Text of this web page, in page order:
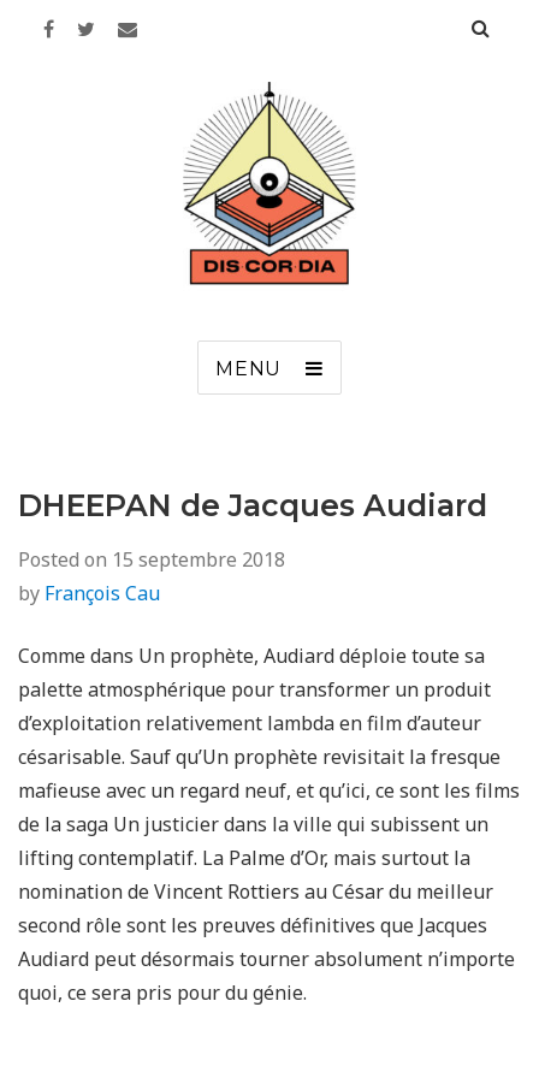
MENU
DHEEPAN de Jacques Audiard
Posted on 15 septembre 2018
by François Cau
Comme dans Un prophète, Audiard déploie toute sa
palette atmosphérique pour transformer un produit
d’exploitation relativement lambda en film d’auteur
césarisable. Sauf qu’Un prophète revisitait la fresque
mafieuse avec un regard neuf, et qu’ici, ce sont les films
de la saga Un justicier dans la ville qui subissent un
lifting contemplatif. La Palme d’Or, mais surtout la
nomination de Vincent Rottiers au César du meilleur
second rôle sont les preuves définitives que Jacques
Audiard peut désormais tourner absolument n’importe
quoi, ce sera pris pour du génie.